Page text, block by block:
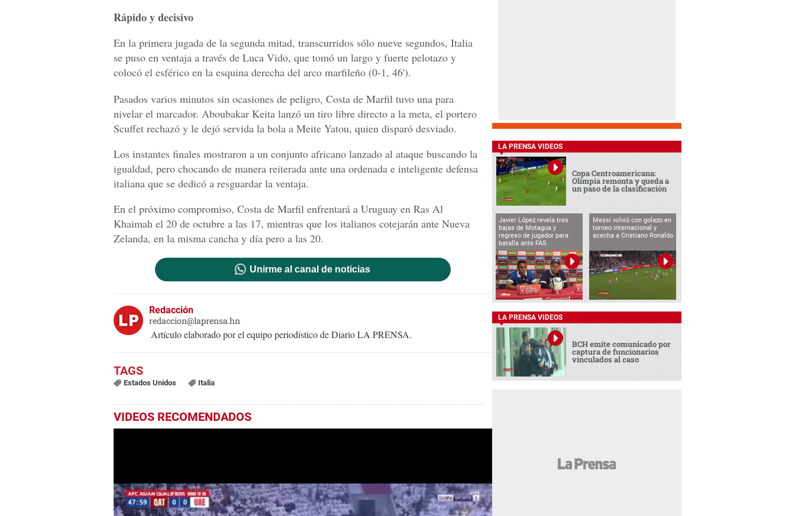
Rápido y decisivo
En la primera jugada de la segunda mitad, transcurridos sólo nueve segundos, Italia
se puso en ventaja a través de Luca Vido, que tomó un largo y fuerte pelotazo y
colocó el esférico en la esquina derecha del arco marfileño (0-1, 46').
Pasados varios minutos sin ocasiones de peligro, Costa de Marfil tuvo una para
nivelar el marcador. Aboubakar Keita lanzó un tiro libre directo a la meta, el portero
Scuffet rechazó y le dejó servida la bola a Meite Yatou, quien disparó desviado.
Los instantes finales mostraron a un conjunto africano lanzado al ataque buscando la
igualdad, pero chocando de manera reiterada ante una ordenada e inteligente defensa
italiana que se dedicó a resguardar la ventaja.
En el próximo compromiso, Costa de Marfil enfrentará a Uruguay en Ras Al
Khaimah el 20 de octubre a las 17, mientras que los italianos cotejarán ante Nueva
Zelanda, en la misma cancha y día pero a las 20.
Unirme al canal de noticias
Redacción
redaccion@laprensa.hn
Artículo elaborado por el equipo periodístico de Diario LA PRENSA.
Estados Unidos Italia
VIDEOS RECOMENDADOS
LA PRENSA VIDEOS
Copa Centroamericana:
Olimpia remonta y queda a
un paso de la clasificación
Javier López revela tres
bajas de Motagua y
regreso de jugador para
batalla ante FAS
Messi volvió con golazo en
torneo internacional y
acecha a Cristiano Ronaldo
LA PRENSA VIDEOS
BCH emite comunicado por
captura de funcionarios
vinculados al caso